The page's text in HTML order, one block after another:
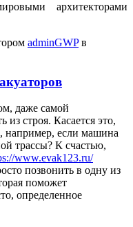
архитекторами
adminGWPв
даже самой
из строя. Касается это,
например, если машина
трассы? К счастью,
www.evak123.ru/
позвонить в одну из
поможет
определенное